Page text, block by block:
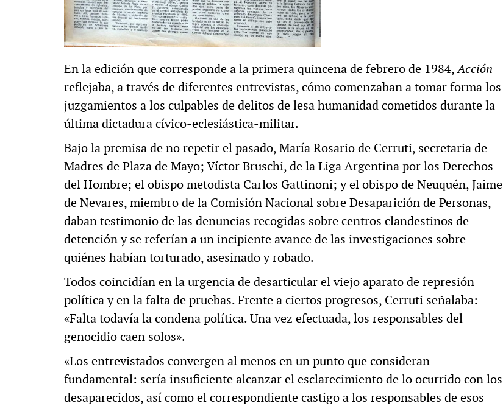
En la edición que corresponde a la primera quincena de febrero de 1984,Acción
reflejaba, a través de diferentes entrevistas, cómo comenzaban a tomar forma los
juzgamientos a los culpables de delitos de lesa humanidad cometidos durante la
última dictadura cívico-eclesiástica-militar.
Bajo la premisa de no repetir el pasado, María Rosario de Cerruti, secretaria de
Madres de Plaza de Mayo; Víctor Bruschi, de la Liga Argentina por los Derechos
del Hombre; el obispo metodista Carlos Gattinoni; y el obispo de Neuquén, Jaime
de Nevares, miembro de la Comisión Nacional sobre Desaparición de Personas,
daban testimonio de las denuncias recogidas sobre centros clandestinos de
detención y se referían a un incipiente avance de las investigaciones sobre
quiénes habían torturado, asesinado y robado.
Todos coincidían en la urgencia de desarticular el viejo aparato de represión
política y en la falta de pruebas. Frente a ciertos progresos, Cerruti señalaba:
«Falta todavía la condena política. Una vez efectuada, los responsables del
genocidio caen solos».
«Los entrevistados convergen al menos en un punto que consideran
fundamental: sería insuficiente alcanzar el esclarecimiento de lo ocurrido con los
desaparecidos, así como el correspondiente castigo a los responsables de esos